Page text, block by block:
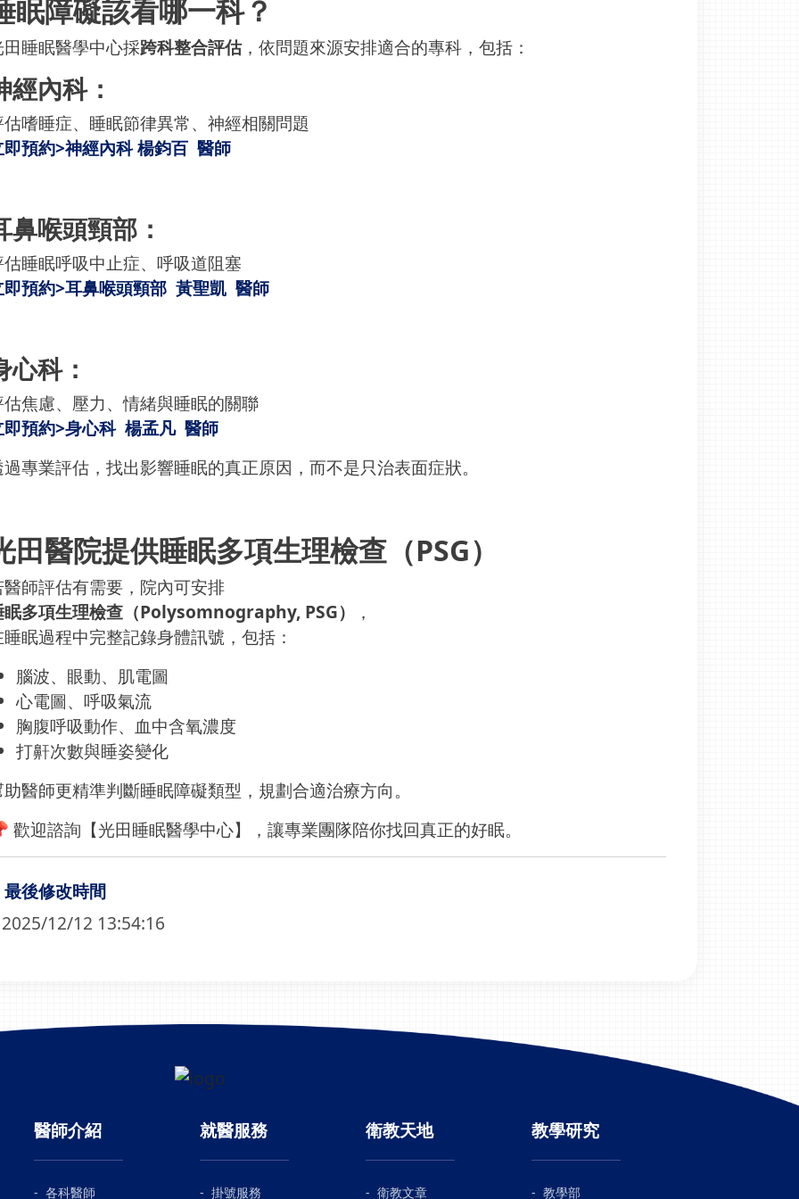
眠障礙該看哪一科？
田睡眠醫學中心採跨科整合評估，依問題來源安排適合的專科，包括：
經內科：
估嗜睡症、睡眠節律異常、神經相關問題
即預約>神經內科 楊鈞百 醫師
鼻喉頭頸部：
估睡眠呼吸中止症、呼吸道阻塞
即預約>耳鼻喉頭頸部 黃聖凱 醫師
心科：
估焦慮、壓力、情緒與睡眠的關聯
即預約>身心科 楊孟凡 醫師
專業評估，找出影響睡眠的真正原因，而不是只治表面症狀。
田醫院提供睡眠多項生理檢查（PSG）
醫師評估有需要，院內可安排
眠多項生理檢查（Polysomnography, PSG）
，
眠過程中完整記錄身體訊號，包括：
腦波、眼動、肌電圖
心電圖、呼吸氣流
胸腹呼吸動作、血中含氧濃度
打鼾次數與睡姿變化
醫師更精準判斷睡眠障礙類型，規劃合適治療方向。
歡迎諮詢【光田睡眠醫學中心】，讓專業團隊陪你找回真正的好眠。
最後修改時間
2025/12/12 13:54:16
醫師介紹
各科醫師
就醫服務
掛號服務
衛教天地
衛教文章
教學研究
教學部